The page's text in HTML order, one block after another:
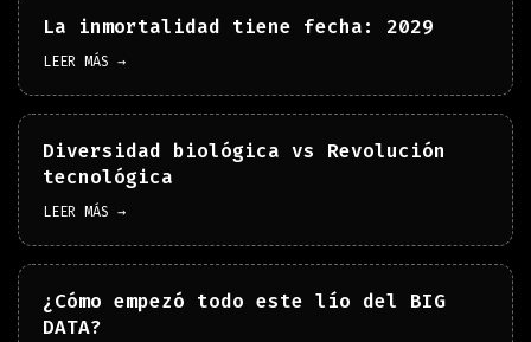
La inmortalidad tiene fecha: 2029
LEER MÁS →
Diversidad biológica vs Revolución
tecnológica
LEER MÁS →
¿Cómo empezó todo este lío del BIG
DATA?